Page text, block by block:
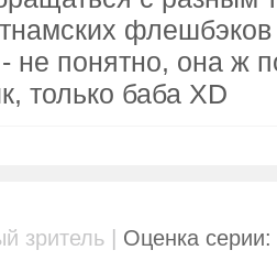
не понятно, она ж
только баба XD
зритель | Оценка серии: